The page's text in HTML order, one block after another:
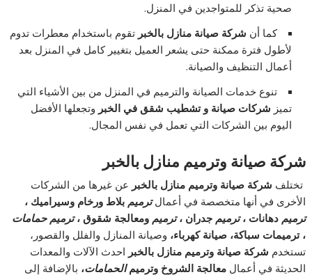
صحية تذكر للمتواجدين في المنزل.
كما أن شركة صيانة منازل بالخبرتقوم باستخدام معطرات تدوم
لأطول فترة ممكنة حتى يشعر العميل بتغيير كامل في المنزل بعد
أعمال التنظيف والصيانة.
تنوع خدمات الصيانة والترميم في المنزل من بين الأشياء التي
تميز شركات صيانة و تشطيب شقق في الخبر وتجعلها الأفضل
اليوم بين الشركات التي تعمل في نفس المجال.
شركة صيانة وترميم منازل بالخبر
تختلف شركة صيانة وترميم منازل بالخبر عن غيرها من الشركات
الأخرى في أنها متخصصة في أعمالترميم بلاط ورخام وسيراميك ،
ترميم دهانات ،ترميم جدران ،ترميم ومعالجة شقوق ،ترميم حمامات
، ترميمات سباكة، صيانة كهرباء، وصيانة المنازل والفلل والقصور،
تستخدم شركة صيانة وترميم منازل بالخبر احدث الآلات والمعدات
الحديثة في أعمالمعالجة الشروخ وترميمالحمامات، بالإضافة إلى